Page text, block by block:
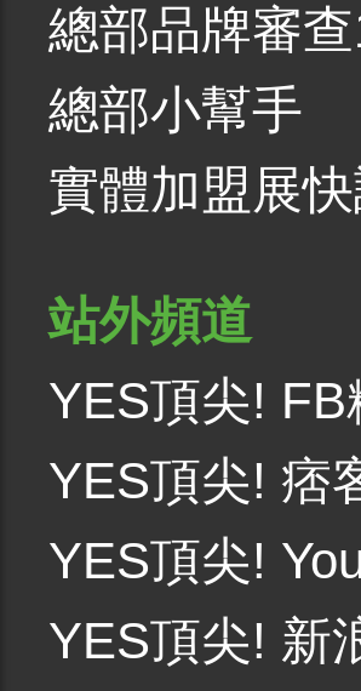
總部品牌審
總部小幫手
實體加盟展
站外頻道
YES頂尖! FB
YES頂尖! 痞
YES頂尖!
YES頂尖! 新